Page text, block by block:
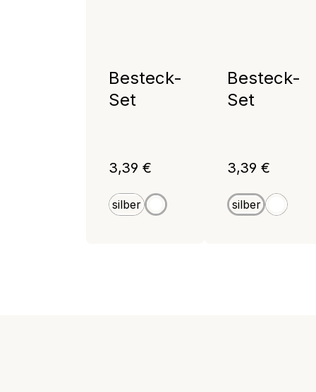
Besteck-
Set
silber
weiß
Regulärer Preis:
3,39 €
Besteck-
Set
silber
weiß
Regulärer Preis:
3,39 €